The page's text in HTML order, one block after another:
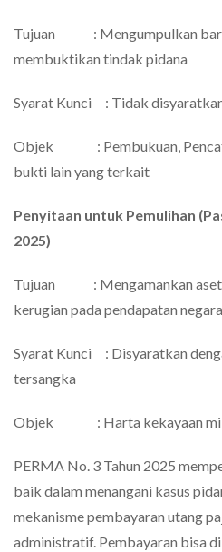
Tujuan : Mengumpulkan
membuktikan tindak pidana
Syarat Kunci : Tidak
Objek : Pembukuan,
bukti lain yang terkait
Penyitaan untuk Pemulihan
2025)
Tujuan : Mengamankan aset
kerugian pada pendapatan negara
Syarat Kunci : Disyaratkan
tersangka
Objek : Harta kekayaan
PERMA No. 3 Tahun 2025
baik dalam menangani kasus
mekanisme pembayaran utang
administratif. Pembayaran bisa